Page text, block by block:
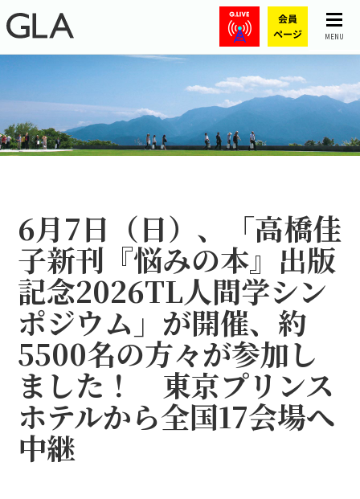
MENU
6月7日（日）、「高橋佳
子新刊『悩みの本』出版
記念2026TL人間学シン
ポジウム」が開催、約
5500名の方々が参加し
ました！ 東京プリンス
ホテルから全国17会場へ
中継